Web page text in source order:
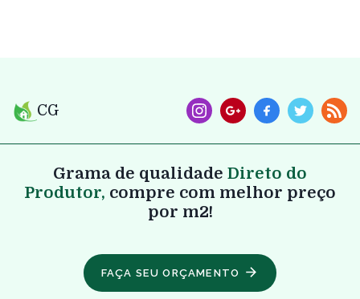
CG
Grama de qualidade Direto do
Produtor, compre com melhor preço
por m2!
FAÇA SEU ORÇAMENTO